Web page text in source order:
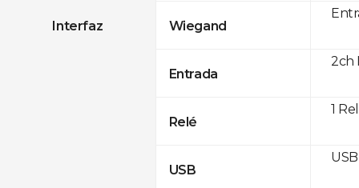
Interfaz Wiegand
Entrada
Relé
USB
2ch
1